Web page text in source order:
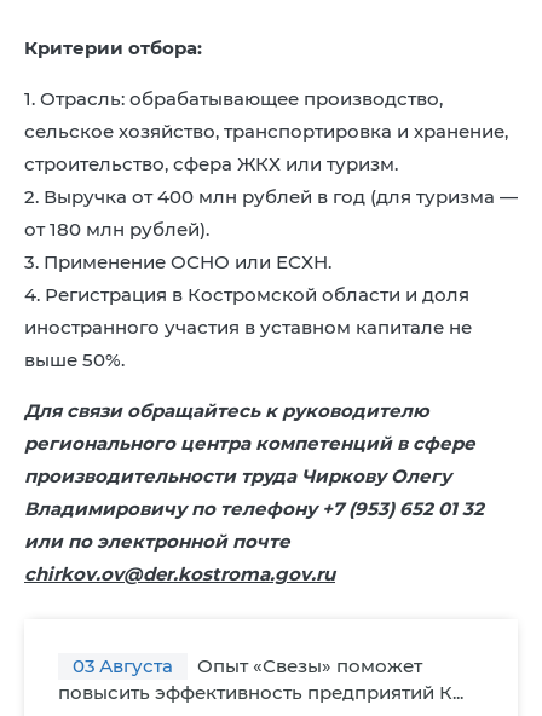
Критерии отбора:
1. Отрасль: обрабатывающее производство,
сельское хозяйство, транспортировка и хранение,
строительство, сфера ЖКХ или туризм.
2. Выручка от 400 млн рублей в год (для туризма —
от 180 млн рублей).
3. Применение ОСНО или ЕСХН.
4. Регистрация в Костромской области и доля
иностранного участия в уставном капитале не
выше 50%.
Для связи обращайтесь к руководителю
регионального центра компетенций в сфере
производительности труда Чиркову Олегу
Владимировичу по телефону +7 (953) 652 01 32
или по электронной почте
chirkov.ov@der.kostroma.gov.ru
03 Августа
Опыт «Свезы» поможет
повысить эффективность предприятий К...